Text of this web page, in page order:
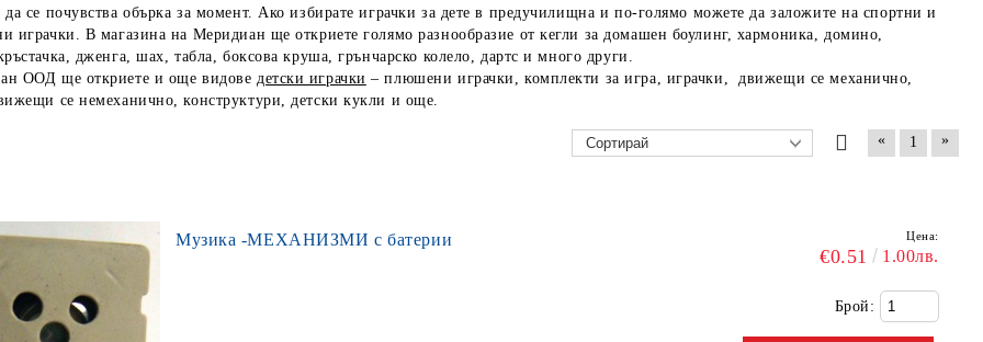
да се почувства обърка за момент. Ако избирате играчки за дете в предучилищна и по-голямо можете да заложите на спортни и
играчки. В магазина на Меридиан ще откриете голямо разнообразие от кегли за домашен боулинг, хармоника, домино,
дженга, шах, табла, боксова круша, грънчарско колело, дартс и много други.
ООД ще откриете и още видове детски играчки – плюшени играчки, комплекти за игра, играчки, движещи се механично,
се немеханично, конструктури, детски кукли и още.
« 1 »
Музика -МЕХАНИЗМИ с батерии Цена:
€0.51 1.00лв.
Брой: